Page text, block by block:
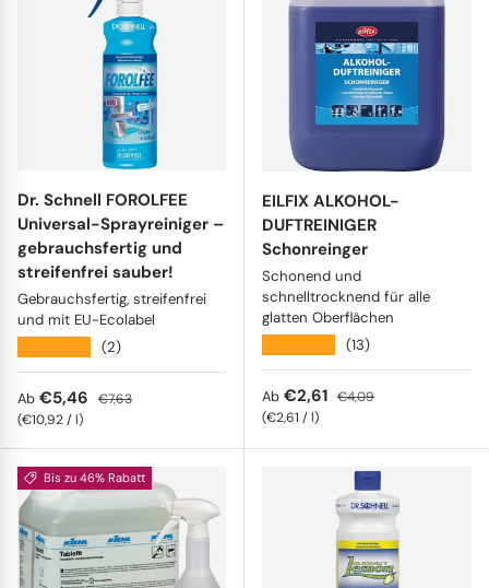
Edelstahl & Metall
Fahrzeugpflege
Körperpflege & Seifen
Stiel- und Spülbürsten
Haushaltswaren
Dr. Schnell FOROLFEE
Universal-Sprayreiniger –
gebrauchsfertig und
streifenfrei sauber!
Gebrauchsfertig, streifenfrei
und mit EU-Ecolabel
(2)
Verkaufspreis
Ab €5,46 Normaler Preis
€7,63
Grundpreis
€10,92/l
EILFIX ALKOHOL-
DUFTREINIGER
Schonreinger
Schonend und
schnelltrocknend für alle
glatten Oberflächen
(13)
Verkaufspreis
Ab €2,61 Normaler Preis
€4,09
Grundpreis
€2,61 /l
Bis zu 46% Rabatt